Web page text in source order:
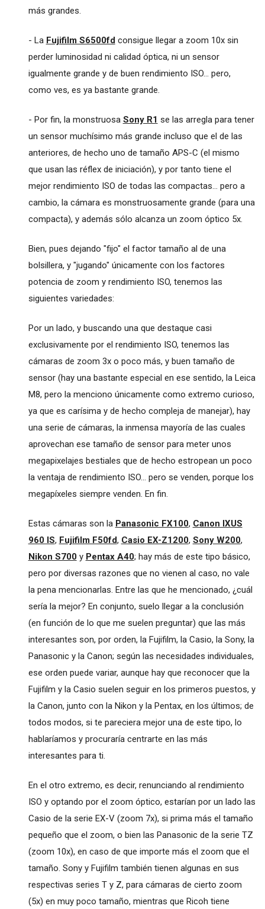
más grandes.
- La Fujifilm S6500fdconsigue llegar a zoom 10x sin
perder luminosidad ni calidad óptica, ni un sensor
igualmente grande y de buen rendimiento ISO... pero,
como ves, es ya bastante grande.
- Por fin, la monstruosa Sony R1 se las arregla para tener
un sensor muchísimo más grande incluso que el de las
anteriores, de hecho uno de tamaño APS-C (el mismo
que usan las réflex de iniciación), y por tanto tiene el
mejor rendimiento ISO de todas las compactas... pero a
cambio, la cámara es monstruosamente grande (para una
compacta), y además sólo alcanza un zoom óptico 5x.
Bien, pues dejando "fijo" el factor tamaño al de una
bolsillera, y "jugando" únicamente con los factores
potencia de zoom y rendimiento ISO, tenemos las
siguientes variedades:
Por un lado, y buscando una que destaque casi
exclusivamente por el rendimiento ISO, tenemos las
cámaras de zoom 3x o poco más, y buen tamaño de
sensor (hay una bastante especial en ese sentido, la Leica
M8, pero la menciono únicamente como extremo curioso,
ya que es carísima y de hecho compleja de manejar), hay
una serie de cámaras, la inmensa mayoría de las cuales
aprovechan ese tamaño de sensor para meter unos
megapixelajes bestiales que de hecho estropean un poco
la ventaja de rendimiento ISO... pero se venden, porque los
megapíxeles siempre venden. En fin.
Estas cámaras son la Panasonic FX100, Canon IXUS
960 IS, Fujifilm F50fd, Casio EX-Z1200, Sony W200,
Nikon S700y Pentax A40; hay más de este tipo básico,
pero por diversas razones que no vienen al caso, no vale
la pena mencionarlas. Entre las que he mencionado, ¿cuál
sería la mejor? En conjunto, suelo llegar a la conclusión
(en función de lo que me suelen preguntar) que las más
interesantes son, por orden, la Fujifilm, la Casio, la Sony, la
Panasonic y la Canon; según las necesidades individuales,
ese orden puede variar, aunque hay que reconocer que la
Fujifilm y la Casio suelen seguir en los primeros puestos, y
la Canon, junto con la Nikon y la Pentax, en los últimos; de
todos modos, si te pareciera mejor una de este tipo, lo
hablaríamos y procuraría centrarte en las más
interesantes para ti.
En el otro extremo, es decir, renunciando al rendimiento
ISO y optando por el zoom óptico, estarían por un lado las
Casio de la serie EX-V (zoom 7x), si prima más el tamaño
pequeño que el zoom, o bien las Panasonic de la serie TZ
(zoom 10x), en caso de que importe más el zoom que el
tamaño. Sony y Fujifilm también tienen algunas en sus
respectivas series T y Z, para cámaras de cierto zoom
(5x) en muy poco tamaño, mientras que Ricoh tiene